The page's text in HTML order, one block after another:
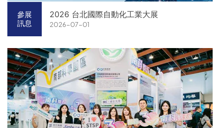
參展
訊息
2026 台北國際自動化工業大展
2026-07-01